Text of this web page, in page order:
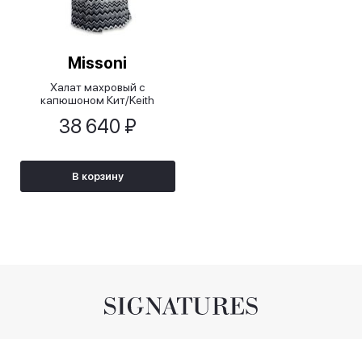
Missoni
Халат махровый с
капюшоном Кит/Keith
38 640 ₽
В корзину